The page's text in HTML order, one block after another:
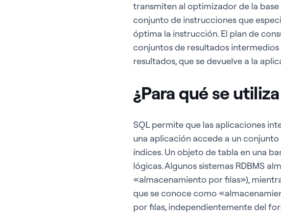
transmiten al optimizador de la
conjunto de instrucciones que
óptima la instrucción. El plan de
conjuntos de resultados
resultados, que se devuelve a la
¿Para qué se
SQL permite que las aplicaciones
una aplicación accede a un
índices. Un objeto de tabla en una
lógicas. Algunos sistemas RDBMS
«almacenamiento por filas»),
que se conoce como
por filas, independientemente del